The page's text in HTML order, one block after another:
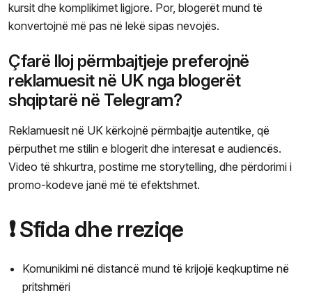
kursit dhe komplikimet ligjore. Por, blogerët mund të
konvertojnë më pas në lekë sipas nevojës.
Çfarë lloj përmbajtjeje preferojnë
reklamuesit në UK nga blogerët
shqiptarë në Telegram?
Reklamuesit në UK kërkojnë përmbajtje autentike, që
përputhet me stilin e blogerit dhe interesat e audiencës.
Video të shkurtra, postime me storytelling, dhe përdorimi i
promo-kodeve janë më të efektshmet.
❗ Sfida dhe rreziqe
Komunikimi në distancë mund të krijojë keqkuptime në
pritshmëri